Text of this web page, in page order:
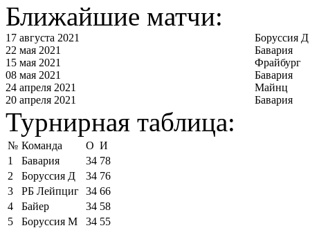
Ближайшие матчи:
17 августа 2021
Боруссия Д
22 мая 2021
Бавария
15 мая 2021
Фрайбург
08 мая 2021
Бавария
24 апреля 2021
Майнц
20 апреля 2021
Бавария
Турнирная таблица:
№ Команда О И
1
Бавария 34 78
2
Боруссия Д 34 76
3
РБ Лейпциг 34 66
4
Байер 34 58
5
Боруссия М 34 55